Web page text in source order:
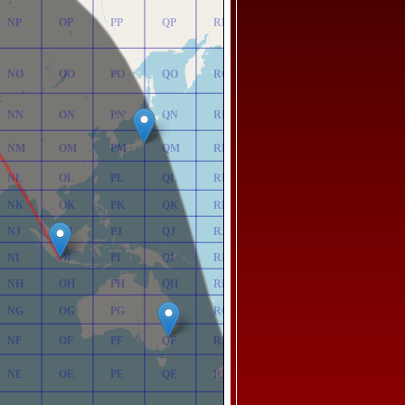
NE
NF
NG
NH
NI
NJ
NK
NL
NM
NN
NO
NP
OE
OF
OG
OH
OI
OJ
OK
OL
OM
ON
OO
OP
PE
PF
PG
PH
PI
PJ
PK
PL
PM
PN
PO
PP
QE
QF
QG
QH
QI
QJ
QK
QL
QM
QN
QO
QP
RE
RF
RG
RH
RI
RJ
RK
RL
RM
RN
RO
RP